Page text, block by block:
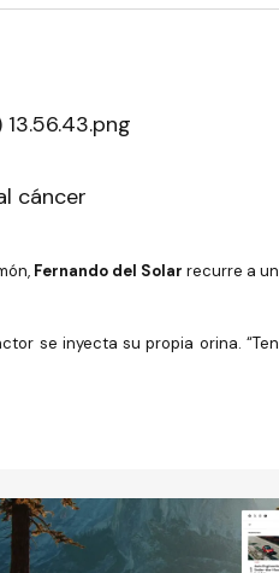
cáncer
Fernando del Solar recurre a
se inyecta su propia orina.